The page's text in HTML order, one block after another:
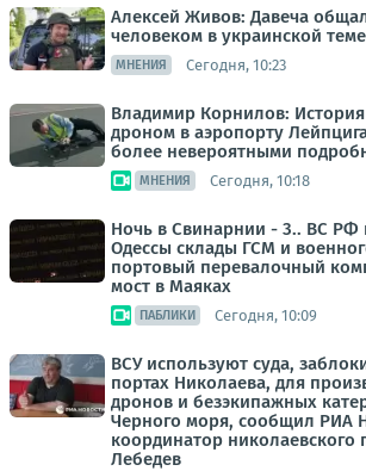
Алексей Живов: Давеча
человеком в украинской теме
МНЕНИЯ Сегодня, 10:23
Владимир Корнилов:
дроном в аэропорту
более невероятными
МНЕНИЯ Сегодня, 10:18
Ночь в Свинарнии - 3.. ВС РФ
Одессы склады ГСМ и
портовый перевалочный
мост в Маяках
ПАБЛИКИ Сегодня, 10:09
ВСУ используют суда,
портах Николаева, для
дронов и безэкипажных
Черного моря, сообщил РИА
координатор николаевского
Лебедев